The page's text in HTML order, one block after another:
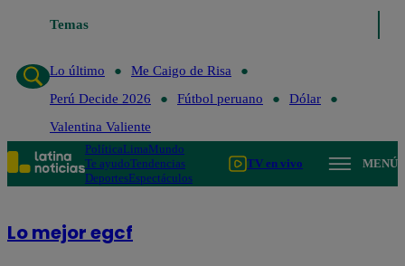
Temas
Lo último
Lo último
Me Caigo de Risa
Perú Decide 2026
Fútbol peruano
Dólar
Valentina Valiente
PolíticaLimaMundo
Te ayudoTendencias
DeportesEspectáculos
TV en vivo MENÚ
Lo mejor egcf